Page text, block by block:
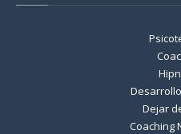
Dejar
Coaching